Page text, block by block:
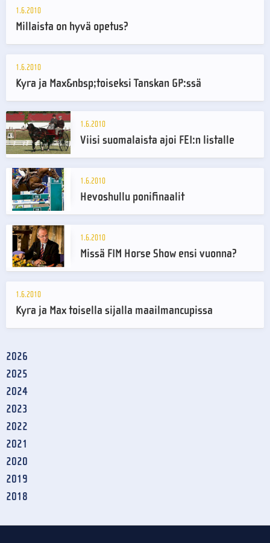
1.6.2010
Millaista on hyvä opetus?
1.6.2010
Kyra ja Max&nbsp;toiseksi Tanskan GP:ssä
1.6.2010
Viisi suomalaista ajoi FEI:n listalle
1.6.2010
Hevoshullu ponifinaalit
1.6.2010
Missä FIM Horse Show ensi vuonna?
1.6.2010
Kyra ja Max toisella sijalla maailmancupissa
2026
2025
2024
2023
2022
2021
2020
2019
2018